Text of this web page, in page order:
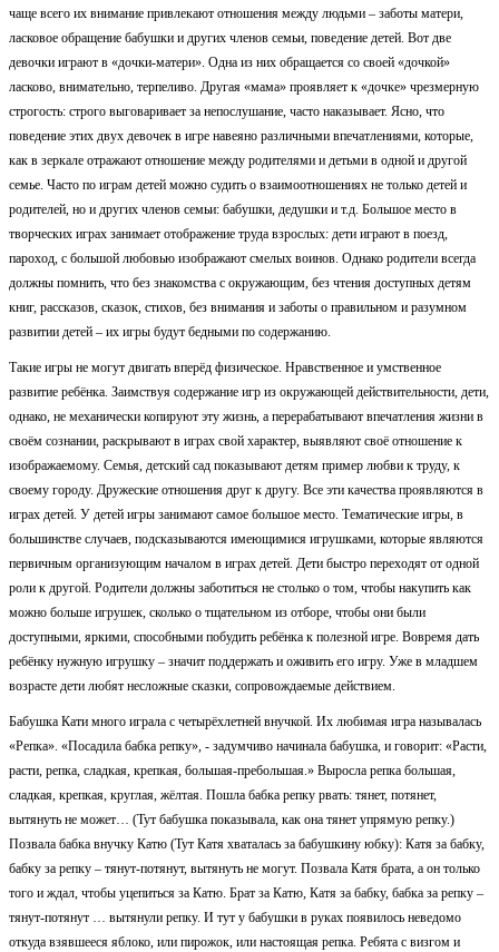
чаще всего их внимание привлекают отношения между людьми – заботы матери,
ласковое обращение бабушки и других членов семьи, поведение детей. Вот две
девочки играют в «дочки-матери». Одна из них обращается со своей «дочкой»
ласково, внимательно, терпеливо. Другая «мама» проявляет к «дочке» чрезмерную
строгость: строго выговаривает за непослушание, часто наказывает. Ясно, что
поведение этих двух девочек в игре навеяно различными впечатлениями, которые,
как в зеркале отражают отношение между родителями и детьми в одной и другой
семье. Часто по играм детей можно судить о взаимоотношениях не только детей и
родителей, но и других членов семьи: бабушки, дедушки и т.д. Большое место в
творческих играх занимает отображение труда взрослых: дети играют в поезд,
пароход, с большой любовью изображают смелых воинов. Однако родители всегда
должны помнить, что без знакомства с окружающим, без чтения доступных детям
книг, рассказов, сказок, стихов, без внимания и заботы о правильном и разумном
развитии детей – их игры будут бедными по содержанию.
Такие игры не могут двигать вперёд физическое. Нравственное и умственное
развитие ребёнка. Заимствуя содержание игр из окружающей действительности, дети,
однако, не механически копируют эту жизнь, а перерабатывают впечатления жизни в
своём сознании, раскрывают в играх свой характер, выявляют своё отношение к
изображаемому. Семья, детский сад показывают детям пример любви к труду, к
своему городу. Дружеские отношения друг к другу. Все эти качества проявляются в
играх детей. У детей игры занимают самое большое место. Тематические игры, в
большинстве случаев, подсказываются имеющимися игрушками, которые являются
первичным организующим началом в играх детей. Дети быстро переходят от одной
роли к другой. Родители должны заботиться не столько о том, чтобы накупить как
можно больше игрушек, сколько о тщательном из отборе, чтобы они были
доступными, яркими, способными побудить ребёнка к полезной игре. Вовремя дать
ребёнку нужную игрушку – значит поддержать и оживить его игру. Уже в младшем
возрасте дети любят несложные сказки, сопровождаемые действием.
Бабушка Кати много играла с четырёхлетней внучкой. Их любимая игра называлась
«Репка». «Посадила бабка репку», - задумчиво начинала бабушка, и говорит: «Расти,
расти, репка, сладкая, крепкая, большая-пребольшая.» Выросла репка большая,
сладкая, крепкая, круглая, жёлтая. Пошла бабка репку рвать: тянет, потянет,
вытянуть не может… (Тут бабушка показывала, как она тянет упрямую репку.)
Позвала бабка внучку Катю (Тут Катя хваталась за бабушкину юбку): Катя за бабку,
бабку за репку – тянут-потянут, вытянуть не могут. Позвала Катя брата, а он только
того и ждал, чтобы уцепиться за Катю. Брат за Катю, Катя за бабку, бабка за репку –
тянут-потянут … вытянули репку. И тут у бабушки в руках появилось неведомо
откуда взявшееся яблоко, или пирожок, или настоящая репка. Ребята с визгом и